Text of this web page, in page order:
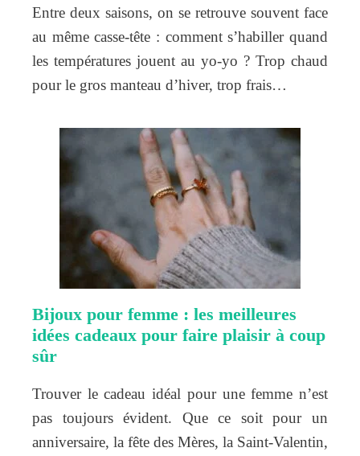
Entre deux saisons, on se retrouve souvent face
au même casse-tête : comment s’habiller quand
les températures jouent au yo-yo ? Trop chaud
pour le gros manteau d’hiver, trop frais…
Bijoux pour femme : les meilleures
idées cadeaux pour faire plaisir à coup
sûr
Trouver le cadeau idéal pour une femme n’est
pas toujours évident. Que ce soit pour un
anniversaire, la fête des Mères, la Saint-Valentin,